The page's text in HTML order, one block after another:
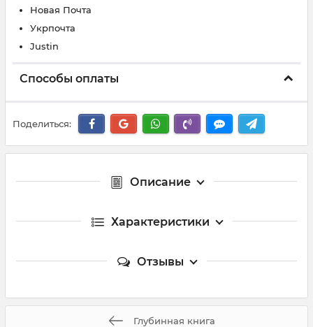
Новая Почта
Укрпочта
Justin
Способы оплаты
Поделиться:
Описание
Характеристики
Отзывы
Глубинная книга